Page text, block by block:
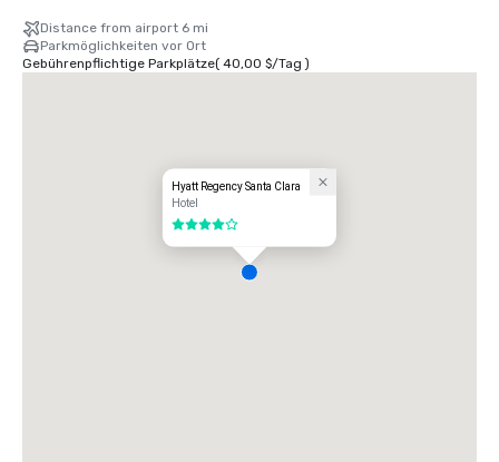
Distance from airport 6 mi
Parkmöglichkeiten vor Ort
Gebührenpflichtige Parkplätze( 40,00 $/Tag )
Hyatt Regency Santa Clara
Hotel
4 von 5